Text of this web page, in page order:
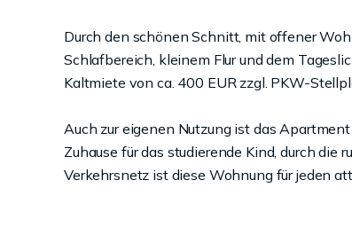
Durch den schönen Schnitt, mit offener
Schlafbereich, kleinem Flur und dem
Kaltmiete von ca. 400 EUR zzgl. PKW-
Auch zur eigenen Nutzung ist das
Zuhause für das studierende Kind, durch
Verkehrsnetz ist diese Wohnung für jeden